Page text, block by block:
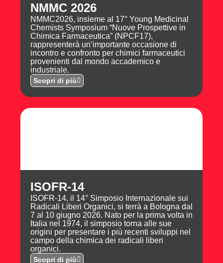
NMMC 2026
NMMC2026, insieme al 17° Young Medicinal
Chemists Symposium “Nuove Prospettive in
Chimica Farmaceutica” (NPCF17),
rappresenterà un’importante occasione di
incontro e confronto per chimici farmaceutici
provenienti dal mondo accademico e
industriale.
Scopri di più
ISOFR-14
ISOFR-14, il 14° Simposio Internazionale sui
Radicali Liberi Organici, si terrà a Bologna dal
7 al 10 giugno 2026. Nato per la prima volta in
Italia nel 1974, il simposio torna alle sue
origini per presentare i più recenti sviluppi nel
campo della chimica dei radicali liberi
organici.
Scopri di più